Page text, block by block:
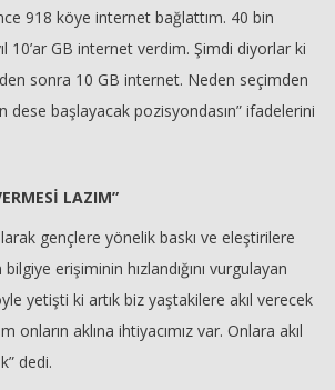
918 köye internet bağlattım. 40 bin
10’ar GB internet verdim. Şimdi diyorlar ki
sonra 10 GB internet. Neden seçimden
dese başlayacak pozisyondasın” ifadelerini
LAZIM”
gençlere yönelik baskı ve eleştirilere
erişiminin hızlandığını vurgulayan
yetişti ki artık biz yaştakilere akıl verecek
onların aklına ihtiyacımız var. Onlara akıl
dedi.